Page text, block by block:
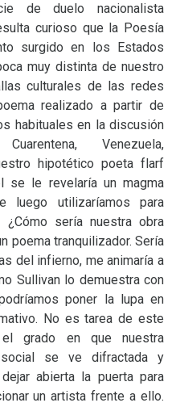
de duelo nacionalista
curioso que la Poesía
surgido en los Estados
muy distinta de nuestro
culturales de las redes
realizado a partir de
habituales en la discusión
Venezuela,
hipotético poeta flarf
se le revelaría un magma
luego utilizaríamos para
¿Cómo sería nuestra obra
poema tranquilizador. Sería
del infierno, me animaría a
Sullivan lo demuestra con
poner la lupa en
No es tarea de este
grado en que nuestra
se ve difractada y
abierta la puerta para
un artista frente a ello.